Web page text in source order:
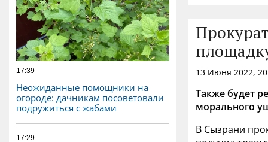
17:39
Неожиданные помощники на
огороде: дачникам посоветовали
подружиться с жабами
17:29
13 Июня 2022,
Также будет
морального
В Сызрани